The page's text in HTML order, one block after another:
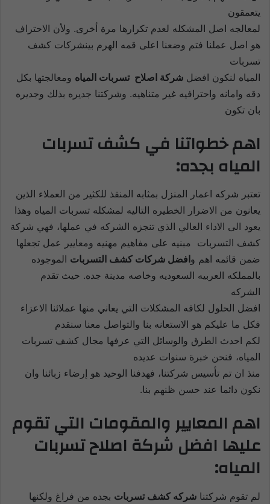
يتعمقون
لمعالجه اصل المشكله لعدم تكرارها مرة أخرى. ولأن الاحتراف
هو اصل عملنا فتم وضعنا اعلى قمه الهرم بينشركات كشف
تسربات
المياه لنكون افضل شركة اصلاح تسربات المياه ومعالجتها بكل
دقه وامانه واحترافيه غير متناهيه. وشركتنا جديره بذلك وجديره
بان تكون
اهم خطواتنا في كشف تسربات
المياه بجده:
تعتبر شركه اعمار المنزل بمثابه المنقذ للكثير من العملاء الذين
يعانون من الاضرار الخطيره التاليه لمشكله تسربات المياه وهذا
يعود الى الاداء العالي الذي تنجزه الشركه في عملها، فهي شركة
كشف التسربات مبنيه على مفاهيم مهنيه ومعايير عمل تجعلها
ضمن قائمه اهم و افضل شركات كشف التسربات الموجوده
بالمملكه العربيه السعوديه وخاصه مدينة جده. حيث تقدم
الشركه
افضل الحلول لكافه المشكلات التي يعاني منها عملائنا الاعزاء
فكل ما عليكم هو الاستعانه بنا والتواصل معنا سنقدم
لكم احدث الطرق والوسائل التي عرفها مجال كشف تسربات
المياه، فنحن خبرة سنوات عديده
منذ ان تم تأسيس شركتنا، فهدفنا الوحيد هو إرضاء زبائنا وان
نكون دائما عند حسن ظنهم بنا.
اهم المعايير والمقومات التي تقوم
عليها افضل شركة اصلاح تسربات
المياه:
لم تقوم شركتنا شركه كشف تسربات بجده من فراغ ولكنها